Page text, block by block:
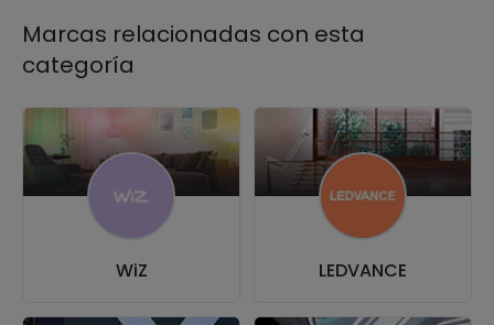
Marcas relacionadas con esta
categoría
WiZ LEDVANCE